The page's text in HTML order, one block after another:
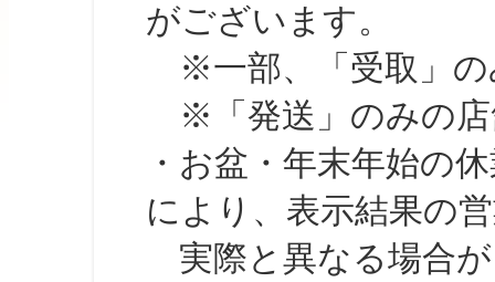
がございます。
※一部、「受取」の
※「発送」のみの店
・お盆・年末年始の
により、表示結果の
実際と異なる場合が